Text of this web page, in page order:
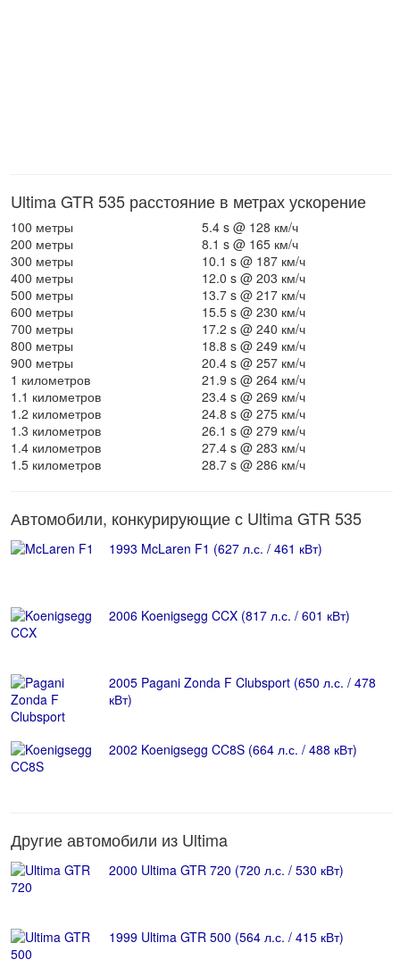
Ultima GTR 535 расстояние в метрах ускорение
100 метры
5.4 s @ 128 км/ч
200 метры
8.1 s @ 165 км/ч
300 метры
10.1 s @ 187 км/ч
400 метры
12.0 s @ 203 км/ч
500 метры
13.7 s @ 217 км/ч
600 метры
15.5 s @ 230 км/ч
700 метры
17.2 s @ 240 км/ч
800 метры
18.8 s @ 249 км/ч
900 метры
20.4 s @ 257 км/ч
1 километров
21.9 s @ 264 км/ч
1.1 километров
23.4 s @ 269 км/ч
1.2 километров
24.8 s @ 275 км/ч
1.3 километров
26.1 s @ 279 км/ч
1.4 километров
27.4 s @ 283 км/ч
1.5 километров
28.7 s @ 286 км/ч
Автомобили, конкурирующие с Ultima GTR 535
1993 McLaren F1 (627 л.с. / 461 кВт)
2006 Koenigsegg CCX (817 л.с. / 601 кВт)
2005 Pagani Zonda F Clubsport (650 л.с. / 478
кВт)
2002 Koenigsegg CC8S (664 л.с. / 488 кВт)
Другие автомобили из Ultima
2000 Ultima GTR 720 (720 л.с. / 530 кВт)
1999 Ultima GTR 500 (564 л.с. / 415 кВт)